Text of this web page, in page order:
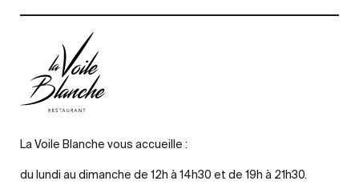
La Voile Blanche vous accueille :
du lundi au dimanche de 12h à 14h30 et de 19h à 21h30.